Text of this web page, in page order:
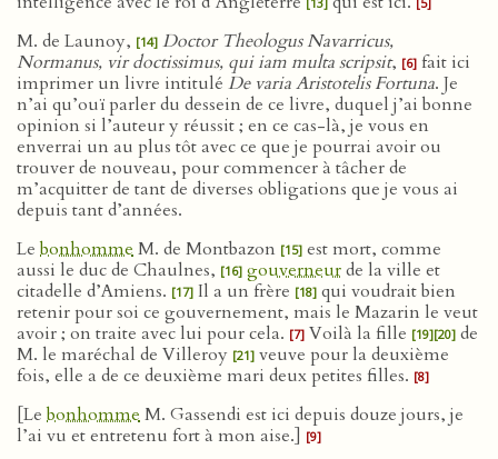
M. de Launoy, [14] Doctor Theologus Navarricus,
Normanus, vir doctissimus, qui iam multa scripsit, [6] fait ici
imprimer un livre intitulé De varia Aristotelis Fortuna. Je
n’ai qu’ouï parler du dessein de ce livre, duquel j’ai bonne
opinion si l’auteur y réussit ; en ce cas-là, je vous en
enverrai un au plus tôt avec ce que je pourrai avoir ou
trouver de nouveau, pour commencer à tâcher de
m’acquitter de tant de diverses obligations que je vous ai
depuis tant d’années.
LebonhommeM. de Montbazon [15] est mort, comme
aussi le duc de Chaulnes, [16] gouverneurde la ville et
citadelle d’Amiens. [17] Il a un frère [18] qui voudrait bien
retenir pour soi ce gouvernement, mais le Mazarin le veut
avoir ; on traite avec lui pour cela. [7] Voilà la fille [19][20] de
M. le maréchal de Villeroy [21] veuve pour la deuxième
fois, elle a de ce deuxième mari deux petites filles. [8]
[LebonhommeM. Gassendi est ici depuis douze jours, je
l’ai vu et entretenu fort à mon aise.] [9]